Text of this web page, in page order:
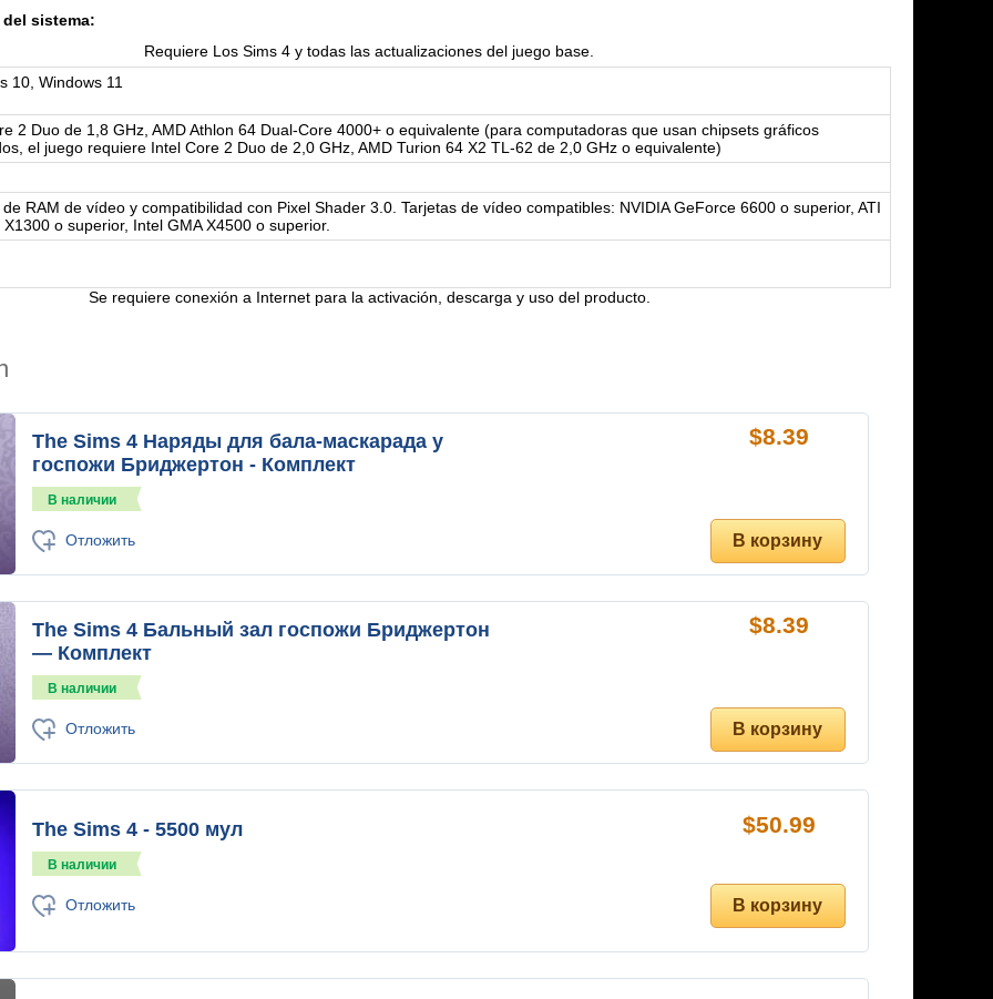
sistema:
Requiere Los Sims 4 y todas las actualizaciones del juego base.
10, Windows 11
2 Duo de 1,8 GHz, AMD Athlon 64 Dual-Core 4000+ o equivalente (para computadoras que usan chipsets gráficos
el juego requiere Intel Core 2 Duo de 2,0 GHz, AMD Turion 64 X2 TL-62 de 2,0 GHz o equivalente)
RAM de vídeo y compatibilidad con Pixel Shader 3.0. Tarjetas de vídeo compatibles: NVIDIA GeForce 6600 o superior, ATI
o superior, Intel GMA X4500 o superior.
Se requiere conexión a Internet para la activación, descarga y uso del producto.
The Sims 4 Наряды для бала-маскарада у
госпожи Бриджертон - Комплект
В наличии
$8.39
Отложить
The Sims 4 Бальный зал госпожи Бриджертон
— Комплект
В наличии
$8.39
Отложить
The Sims 4 - 5500 мул
В наличии
$50.99
Отложить